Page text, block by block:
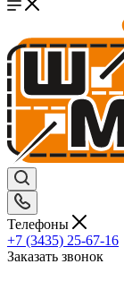
Телефоны
+7 (3435) 25-67-16
Заказать звонок